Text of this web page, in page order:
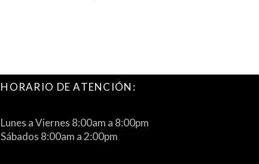
HORARIO DE ATENCIÓN:
Lunes a Viernes 8:00am a 8:00pm
Sábados 8:00am a 2:00pm